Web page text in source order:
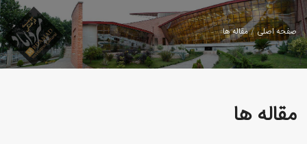
صفحه اصلی مقاله ها
مقاله ها